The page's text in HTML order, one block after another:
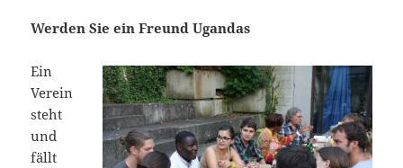
Werden Sie ein Freund Ugandas
Ein
Verein
steht
und
fällt